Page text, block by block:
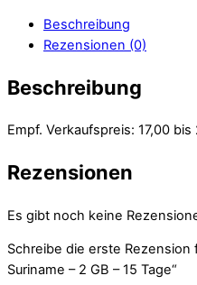
Beschreibung
Rezensionen (0)
Beschreibung
Empf. Verkaufspreis: 17,00 bis
Rezensionen
Es gibt noch keine
Schreibe die erste Rezension
Suriname – 2 GB – 15 Tage“